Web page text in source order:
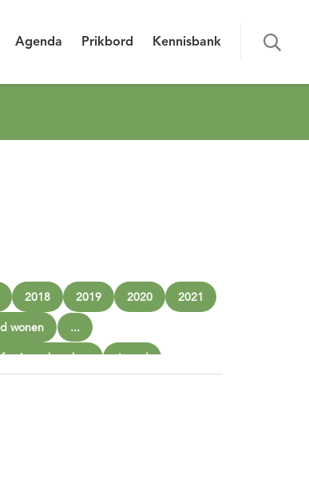
Agenda Prikbord Kennisbank
2018 2019 2020 2021
wonen ...
werken Jeugd